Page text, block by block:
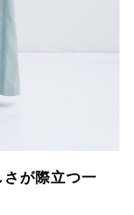
が際立つ一